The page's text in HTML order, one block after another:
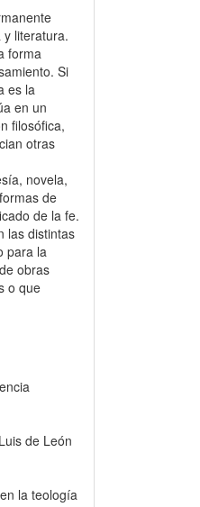
literatura.
forma
Si
es la
en un
filosófica,
otras
novela,
de
de la fe.
las distintas
para la
obras
o que
de León
la teología